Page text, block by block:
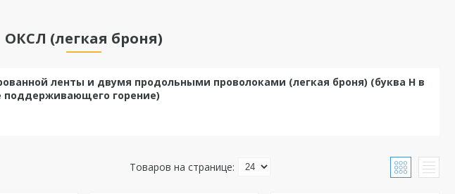
ОКСЛ (легкая броня)
ленты и двумя продольными проволоками (легкая броня) (буква Н в
поддерживающего горение)